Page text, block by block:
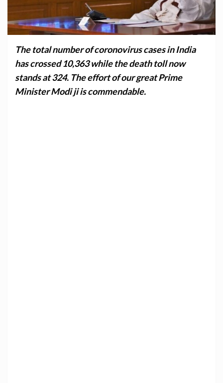
The total number of coronovirus cases in India
has crossed 10,363 while the death toll now
stands at 324. The effort of our great Prime
Minister Modi ji is commendable.